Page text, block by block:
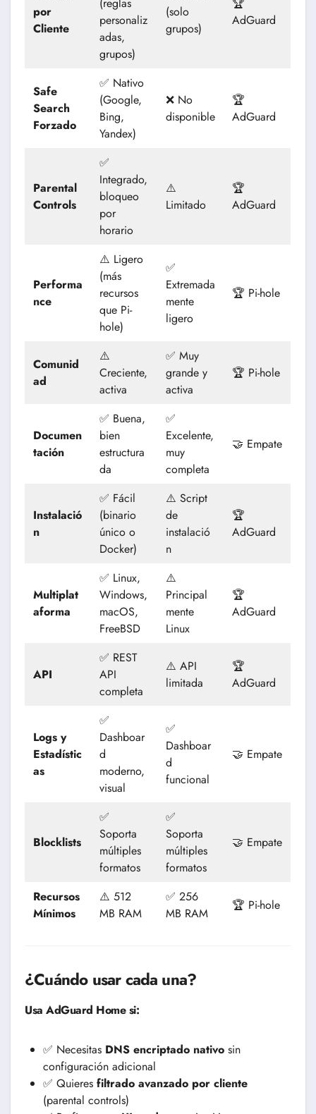
por
Cliente
(reglas
personaliz
adas,
grupos)
(solo
grupos)
🏆
AdGuard
Safe
Search
Forzado
✅ Nativo
(Google,
Bing,
Yandex)
❌ No
disponible
🏆
AdGuard
Parental
Controls
✅
Integrado,
bloqueo
por
horario
⚠️
Limitado
🏆
AdGuard
Performa
nce
⚠️ Ligero
(más
recursos
que Pi-
hole)
✅
Extremada
mente
ligero
🏆 Pi-hole
Comunid
ad
⚠️
Creciente,
activa
✅ Muy
grande y
activa
🏆 Pi-hole
Documen
tación
✅ Buena,
bien
estructura
da
✅
Excelente,
muy
completa
🤝 Empate
Instalació
n
✅ Fácil
(binario
único o
Docker)
⚠️ Script
de
instalació
n
🏆
AdGuard
Multiplat
aforma
✅ Linux,
Windows,
macOS,
FreeBSD
⚠️
Principal
mente
Linux
🏆
AdGuard
API
✅ REST
API
completa
⚠️ API
limitada
🏆
AdGuard
Logs y
Estadístic
as
✅
Dashboar
d
moderno,
visual
✅
Dashboar
d
funcional
🤝 Empate
Blocklists
✅
Soporta
múltiples
formatos
✅
Soporta
múltiples
formatos
🤝 Empate
Recursos
Mínimos
⚠️ 512
MB RAM
✅ 256
MB RAM
🏆 Pi-hole
¿Cuándo usar cada una?
Usa AdGuard Home si:
✅ Necesitas DNS encriptado nativosin
configuración adicional
✅ Quieres filtrado avanzado por cliente
(parental controls)